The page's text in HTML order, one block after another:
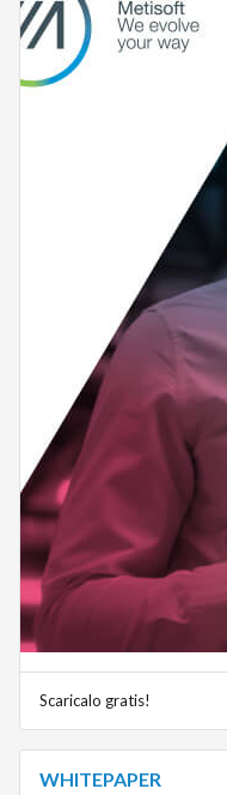
Scaricalo gratis!
WHITEPAPER